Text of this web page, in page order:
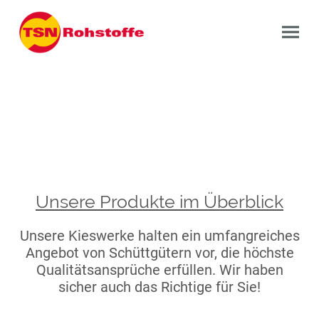
Unsere Produkte im Überblick
Unsere Kieswerke halten ein umfangreiches
Angebot von Schüttgütern vor, die höchste
Qualitätsansprüche erfüllen. Wir haben
sicher auch das Richtige für Sie!